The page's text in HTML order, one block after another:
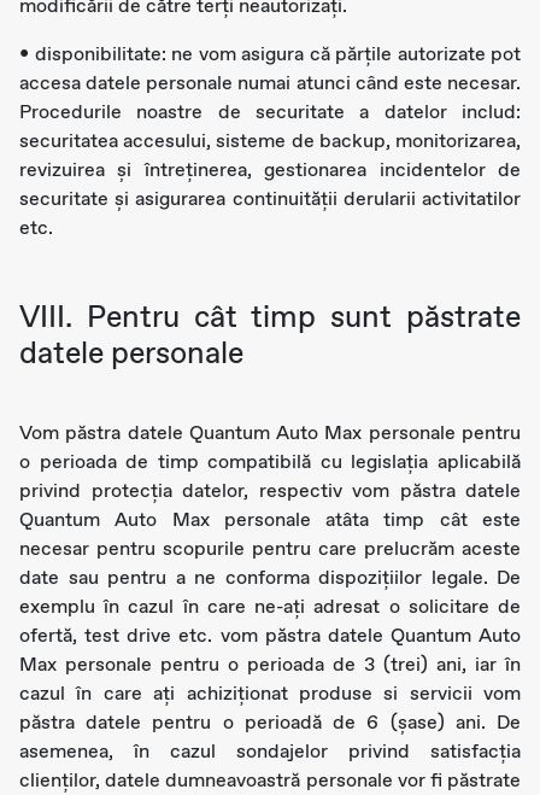
modificării de către terți neautorizați.
• disponibilitate: ne vom asigura că părțile autorizate pot
accesa datele personale numai atunci când este necesar.
Procedurile noastre de securitate a datelor includ:
securitatea accesului, sisteme de backup, monitorizarea,
revizuirea și întreținerea, gestionarea incidentelor de
securitate și asigurarea continuității derularii activitatilor
etc.
VIII. Pentru cât timp sunt păstrate
datele personale
Vom păstra datele Quantum Auto Max personale pentru
o perioada de timp compatibilă cu legislația aplicabilă
privind protecția datelor, respectiv vom păstra datele
Quantum Auto Max personale atâta timp cât este
necesar pentru scopurile pentru care prelucrăm aceste
date sau pentru a ne conforma dispozițiilor legale. De
exemplu în cazul în care ne-ați adresat o solicitare de
ofertă, test drive etc. vom păstra datele Quantum Auto
Max personale pentru o perioada de 3 (trei) ani, iar în
cazul în care ați achiziționat produse si servicii vom
păstra datele pentru o perioadă de 6 (șase) ani. De
asemenea, în cazul sondajelor privind satisfacția
clienților, datele dumneavoastră personale vor fi păstrate